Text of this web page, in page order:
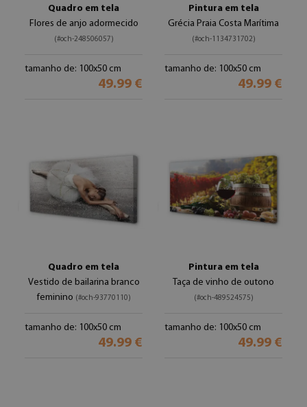
Quadro em tela
Flores de anjo adormecido
(#och-248506057)
tamanho de: 100x50 cm
49.99 €
Pintura em tela
Grécia Praia Costa Marítima
(#och-1134731702)
tamanho de: 100x50 cm
49.99 €
Quadro em tela
Vestido de bailarina branco
feminino (#och-93770110)
tamanho de: 100x50 cm
49.99 €
Pintura em tela
Taça de vinho de outono
(#och-489524575)
tamanho de: 100x50 cm
49.99 €